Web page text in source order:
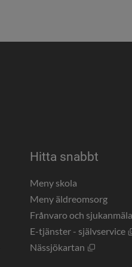
Hitta snabbt
Meny skola
Meny äldreomsorg
Frånvaro och
E-tjänster - självservice
Nässjökartan